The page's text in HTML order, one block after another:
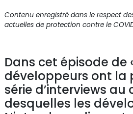
Contenu enregistré dans le respect
actuelles de protection contre le
Dans cet épisode de
développeurs ont la
série d’interviews au
desquelles les